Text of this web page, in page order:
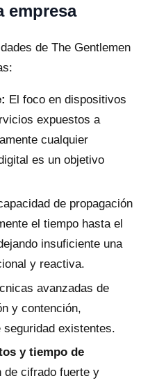
empresa
de The Gentlemen
El foco en dispositivos
expuestos a
cualquier
es un objetivo
de propagación
el tiempo hasta el
insuficiente una
y reactiva.
avanzadas de
y contención,
existentes.
y tiempo de
de cifrado fuerte y